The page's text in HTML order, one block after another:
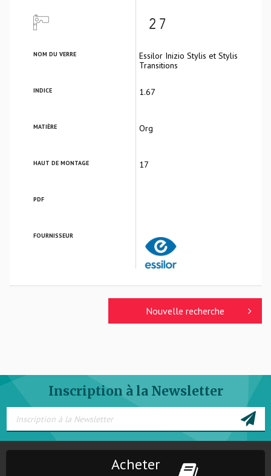
NOM DU VERRE
Essilor Inizio Stylis et Stylis
Transitions
INDICE 1.67
MATIÈRE Org
HAUT DE MONTAGE 17
PDF
FOURNISSEUR
Nouvelle recherche
Inscription à la Newsletter
Acheter